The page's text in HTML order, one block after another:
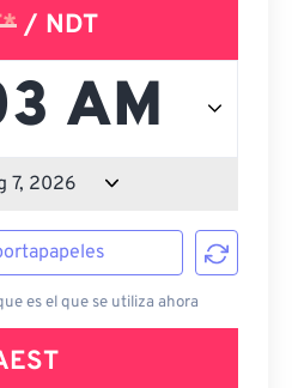
/ NDT
es el que se utiliza ahora